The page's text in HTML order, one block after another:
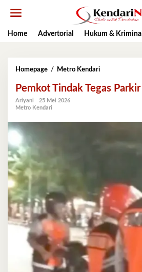
Home
Advertorial Hukum & Kriminal
Homepage / Metro KendariPemkot
Tegas
Pemkot Tindak Tegas
Ariyani
25 Mei 2026
Metro Kendari